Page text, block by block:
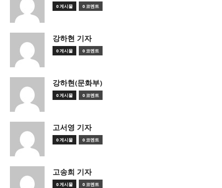
0 게시물 0 코멘트
강하현 기자
0 게시물 0 코멘트
강하현(문화부)
0 게시물 0 코멘트
고서영 기자
0 게시물 0 코멘트
고송희 기자
0 게시물 0 코멘트